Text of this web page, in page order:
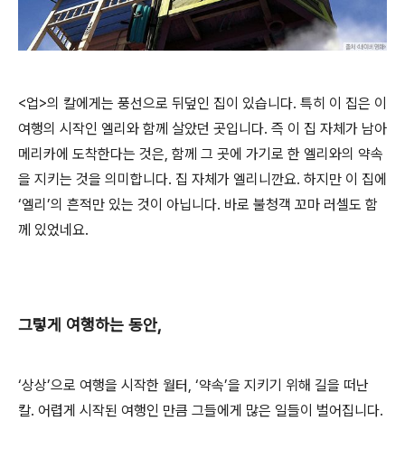
<업>의 칼에게는 풍선으로 뒤덮인 집이 있습니다. 특히 이 집은 이
여행의 시작인 엘리와 함께 살았던 곳입니다. 즉 이 집 자체가 남아
메리카에 도착한다는 것은, 함께 그 곳에 가기로 한 엘리와의 약속
을 지키는 것을 의미합니다. 집 자체가 엘리니깐요. 하지만 이 집에
‘엘리’의 흔적만 있는 것이 아닙니다. 바로 불청객 꼬마 러셀도 함
께 있었네요.
그렇게 여행하는 동안,
‘상상’으로 여행을 시작한 월터, ‘약속’을 지키기 위해 길을 떠난
칼. 어렵게 시작된 여행인 만큼 그들에게 많은 일들이 벌어집니다.